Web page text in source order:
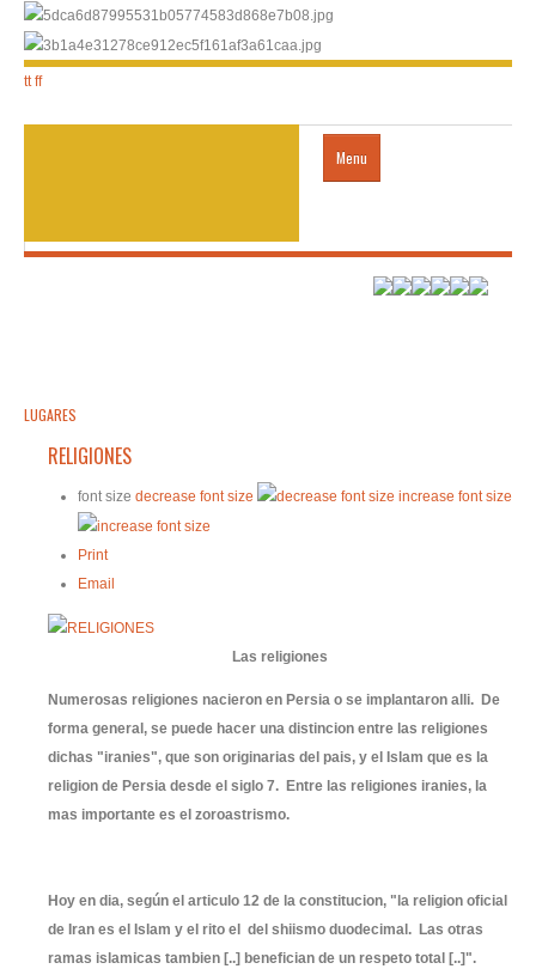
tt ff
Menu
VISA
contactos
LUGARES
RELIGIONES
font size decrease font size increase font size
Print
Email
Las religiones
Numerosas religiones nacieron en Persia o se implantaron alli. De
forma general, se puede hacer una distincion entre las religiones
dichas "iranies", que son originarias del pais, y el Islam que es la
religion de Persia desde el siglo 7. Entre las religiones iranies, la
mas importante es el zoroastrismo.
Hoy en dia, según el articulo 12 de la constitucion, "la religion oficial
de Iran es el Islam y el rito el del shiismo duodecimal. Las otras
ramas islamicas tambien [..] benefician de un respeto total [..]".